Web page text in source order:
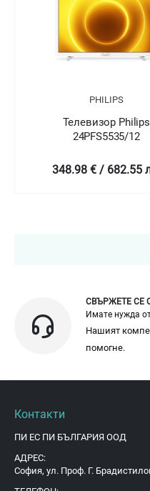
PHILIPS
Телевизор Philips
24PFS5535/12
348.98 € / 682.55
СВЪРЖЕТЕ СЕ
Имате нужда
Нашият
помогне.
Контакти
ПИ ЕС ПИ БЪЛГАРИЯ ООД
АДРЕС:
София, ул. Проф. Г.